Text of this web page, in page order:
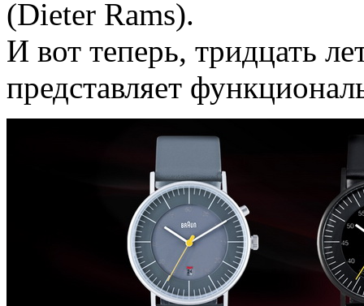
(Dieter Rams).
И вот теперь, тридцать
представляет